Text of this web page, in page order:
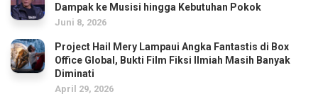
Dampak ke Musisi hingga Kebutuhan Pokok
Juni 8, 2026
Project Hail Mery Lampaui Angka Fantastis di Box
Office Global, Bukti Film Fiksi Ilmiah Masih Banyak
Diminati
April 29, 2026